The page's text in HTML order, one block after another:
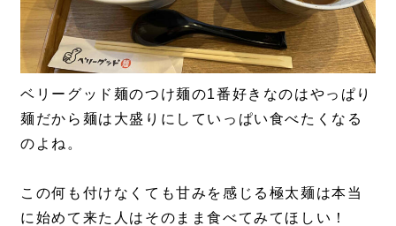
ベリーグッド麺のつけ麺の1番好きなのはやっぱり
麺だから麺は大盛りにしていっぱい食べたくなる
のよね。
この何も付けなくても甘みを感じる極太麺は本当
に始めて来た人はそのまま食べてみてほしい！